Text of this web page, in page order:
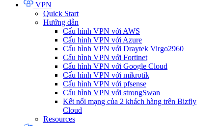
VPN
Quick Start
Hướng dẫn
Cấu hình VPN với AWS
Cấu hình VPN với Azure
Cấu hình VPN với Draytek Virgo2960
Cấu hình VPN với Fortinet
Cấu hình VPN với Google Cloud
Cấu hình VPN với mikrotik
Cấu hình VPN với pfsense
Cấu hình VPN với strongSwan
Kết nối mạng của 2 khách hàng trên Bizfly
Cloud
Resources